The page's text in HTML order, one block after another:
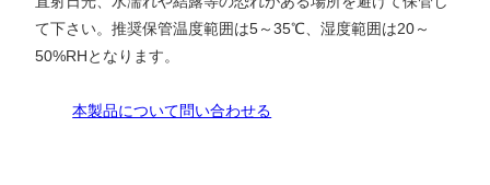
て下さい。推奨保管温度範囲は5～35℃、湿度範囲は20～
50%RHとなります。
本製品について問い合わせる